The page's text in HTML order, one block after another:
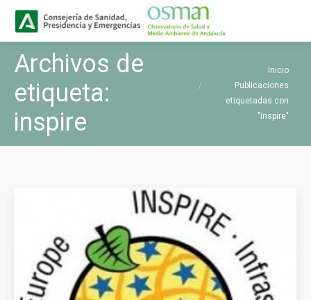
Archivos de
etiqueta:
inspire
Inicio
Publicaciones
etiquetadas con
"inspire"